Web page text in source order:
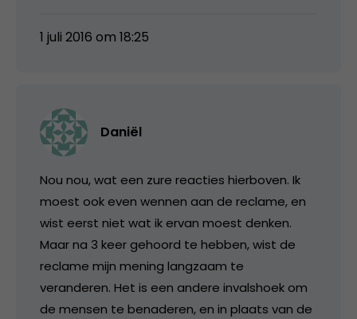
1 juli 2016 om 18:25
Daniël
Nou nou, wat een zure reacties hierboven. Ik
moest ook even wennen aan de reclame, en
wist eerst niet wat ik ervan moest denken.
Maar na 3 keer gehoord te hebben, wist de
reclame mijn mening langzaam te
veranderen. Het is een andere invalshoek om
de mensen te benaderen, en in plaats van de